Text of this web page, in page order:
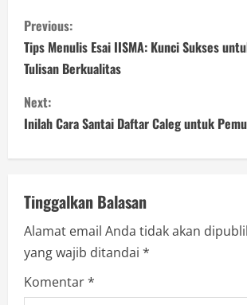
C
o
n
t
i
n
u
e
R
Previous:
Tips Menulis Esai IISMA: Kunci Sukses
Tulisan Berkualitas
Next:
Inilah Cara Santai Daftar Caleg untuk
Tinggalkan Balasan
Alamat email Anda tidak akan
yang wajib ditandai *
Komentar*